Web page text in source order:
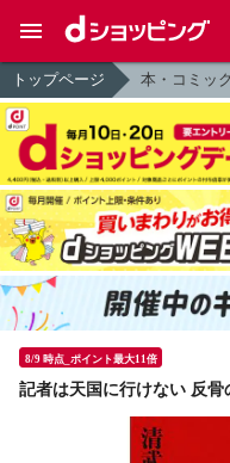
トップページ 本・コミック
8/9 時点_ポイント最大11倍
記者は天国に行けない 反骨